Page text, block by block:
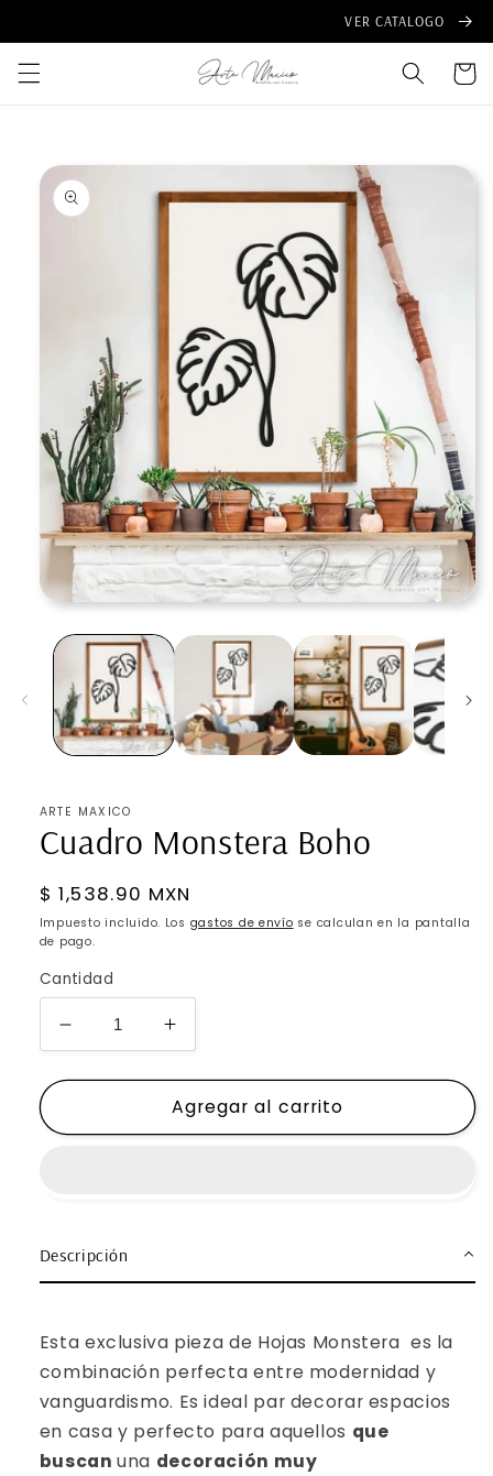
al contenido
VER CATALOGO
Carrito
directamente
información
del producto
Abrir
multimedia
ventana
modal
ARTE MAXICO
Cuadro Monstera Boho
Precio
habitual
$ 1,538.90 MXN
Impuesto incluido. Los gastos de envío se calculan en la pantalla
de pago.
Cantidad
Reducir
cantidad
para
Monstera
Aumentar
cantidad
para
Cuadro
Monstera
Agregar al carrito
Descripción
Esta exclusiva pieza de Hojas Monstera es la
combinación perfecta entre modernidad y
vanguardismo. Es ideal par decorar espacios
en casa y perfecto para aquellos que
buscanuna decoración muy